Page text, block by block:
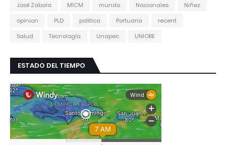
José Zabala
MICM mundo Nacionales
Niñez
opinion
PLD politica Portuaria
recent
Salud
Tecnología Unapec UNIORE
ESTADO DEL TIEMPO